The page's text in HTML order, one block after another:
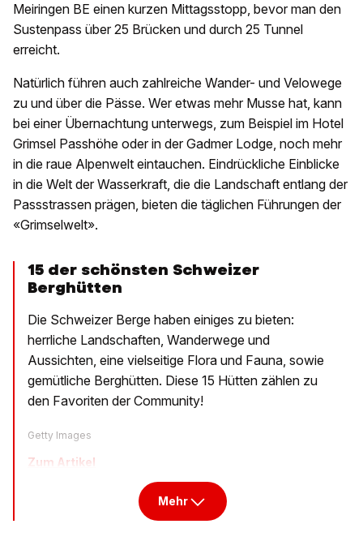
Meiringen BE einen kurzen Mittagsstopp, bevor man den
Sustenpass über 25 Brücken und durch 25 Tunnel
erreicht.
Natürlich führen auch zahlreiche Wander- und Velowege
zu und über die Pässe. Wer etwas mehr Musse hat, kann
bei einer Übernachtung unterwegs, zum Beispiel im Hotel
Grimsel Passhöhe oder in der Gadmer Lodge, noch mehr
in die raue Alpenwelt eintauchen. Eindrückliche Einblicke
in die Welt der Wasserkraft, die die Landschaft entlang der
Passstrassen prägen, bieten die täglichen Führungen der
«Grimselwelt».
15 der schönsten Schweizer
Berghütten
Die Schweizer Berge haben einiges zu bieten:
herrliche Landschaften, Wanderwege und
Aussichten, eine vielseitige Flora und Fauna, sowie
gemütliche Berghütten. Diese 15 Hütten zählen zu
den Favoriten der Community!
Getty Images
Zum Artikel
Mehr